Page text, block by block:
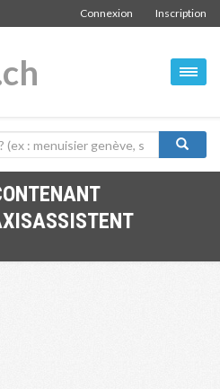
Inscription
Connexion